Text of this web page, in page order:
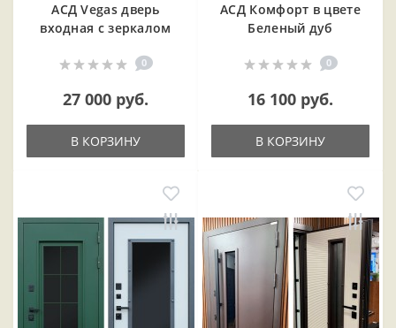
АСД Vegas дверь
входная с зеркалом
0
27 000 руб.
В КОРЗИНУ
АСД Комфорт в цвете
Беленый дуб
0
16 100 руб.
В КОРЗИНУ